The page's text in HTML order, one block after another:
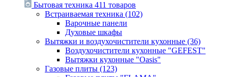
Бытовая техника 411 товаров
Встраиваемая техника (102)
Варочные панели
Духовые шкафы
Вытяжки и воздухочистители кухонные (36)
Воздухочистители кухонные "GEFEST"
Вытяжки кухонные "Oasis"
Газовые плиты (123)